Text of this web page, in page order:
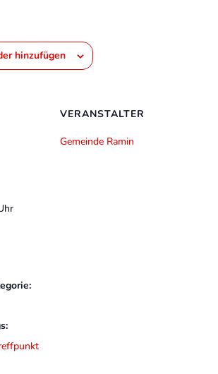
hinzufügen
VERANSTALTER
Gemeinde Ramin